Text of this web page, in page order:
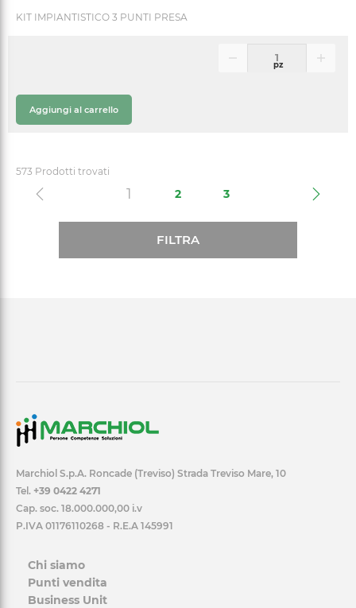
KIT IMPIANTISTICO 3 PUNTI PRESA
pz
Aggiungi al carrello
573 Prodotti trovati
1 (current)
2 3
FILTRA
Marchiol S.p.A. Roncade (Treviso) Strada Treviso Mare, 10
Tel. +39 0422 4271
Cap. soc. 18.000.000,00 i.v
P.IVA 01176110268 - R.E.A 145991
Chi siamo
Punti vendita
Business Unit